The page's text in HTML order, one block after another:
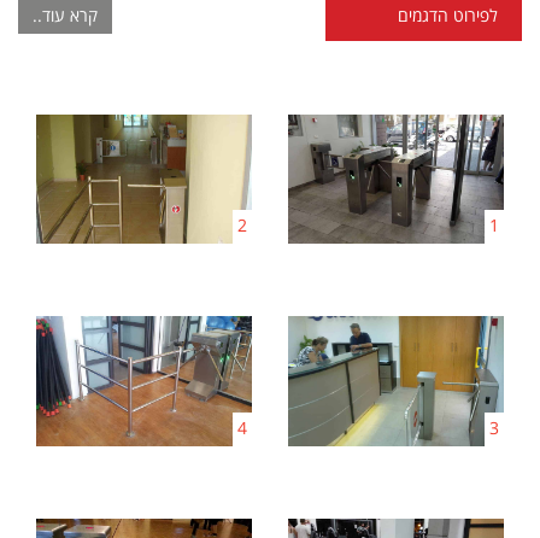
קרא עוד..
לפירוט הדגמים
1
2
3
4